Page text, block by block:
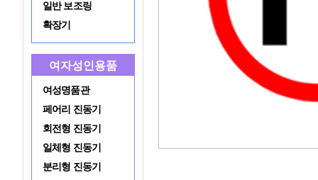
일반 보조링
확장기
여자성인용품
여성명품관
페어리 진동기
회전형 진동기
일체형 진동기
분리형 진동기